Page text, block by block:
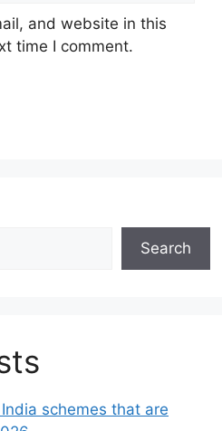
and website in this
time I comment.
Search
schemes that are